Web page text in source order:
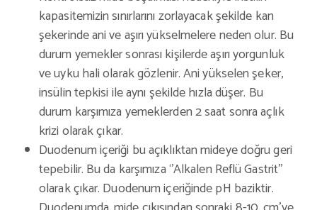
kapasitemizin sınırlarını zorlayacak şekilde kan
şekerinde ani ve aşırı yükselmelere neden olur. Bu
durum yemekler sonrası kişilerde aşırı yorgunluk
ve uyku hali olarak gözlenir. Ani yükselen şeker,
insülin tepkisi ile aynı şekilde hızla düşer. Bu
durum karşımıza yemeklerden 2 saat sonra açlık
krizi olarak çıkar.
Duodenum içeriği bu açıklıktan mideye doğru geri
tepebilir. Bu da karşımıza ‘’Alkalen Reflü Gastrit’’
olarak çıkar. Duodenum içeriğinde pH baziktir.